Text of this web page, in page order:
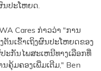
ນປະໂຫຍດ.
Cares ກ່າວວ່າ "ການ
ນເຂົ້າເຖິງຜົນປະໂຫຍດຂອງ
ະກັນໄພສະເຫນີທາງເລືອກທີ່
ຄຸ້ມຄອງເພີ່ມເຕີມ," Ben